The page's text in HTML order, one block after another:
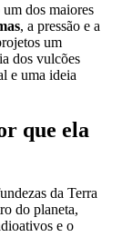
dos maiores
, a pressão e a
um
dos vulcões
e uma ideia
que ela
da Terra
do planeta,
e o